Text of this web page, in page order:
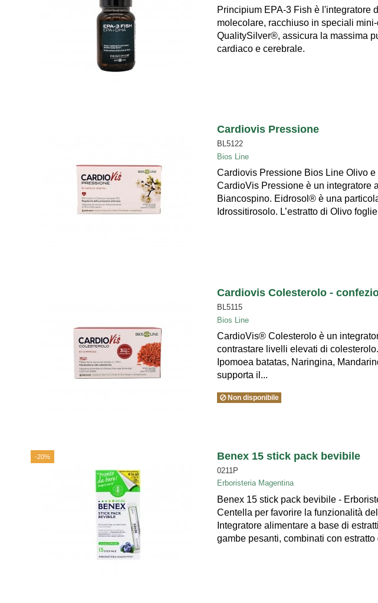
Principium EPA-3 Fish è l'integratore
molecolare, racchiuso in speciali
QualitySilver®, assicura la massima
cardiaco e cerebrale.
Cardiovis Pressione
BL5122
Bios Line
Cardiovis Pressione Bios Line Olivo
CardioVis Pressione è un integratore
Biancospino. Eidrosol® è una
Idrossitirosolo. L’estratto di Olivo
Cardiovis Colesterolo -
BL5115
Bios Line
CardioVis® Colesterolo è un
contrastare livelli elevati di
Ipomoea batatas, Naringina,
supporta il...
Non disponibile
-20% Benex 15 stick pack bevibile
0211P
Erboristeria Magentina
Benex 15 stick pack bevibile -
Centella per favorire la funzionalità
Integratore alimentare a base di
gambe pesanti, combinati con estratto